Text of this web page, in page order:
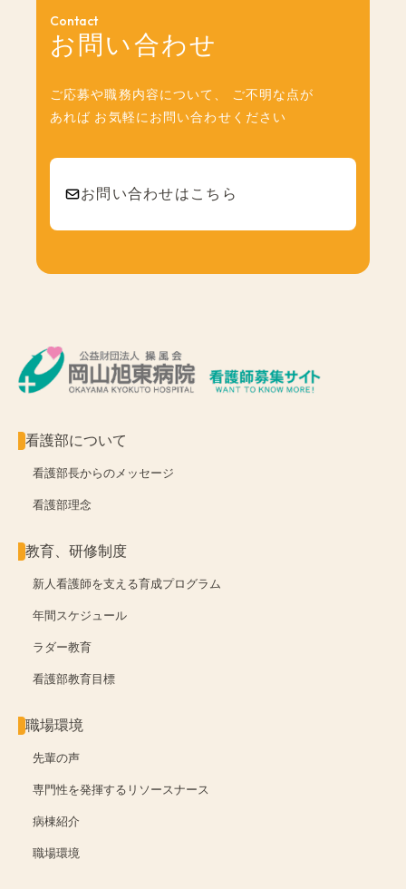
Contact
お問い合わせ
ご応募や職務内容について、
ご不明な点が
あれば お気軽にお問い合わせください
お問い合わせはこちら
看護部について
看護部長からのメッセージ
看護部理念
教育、研修制度
新人看護師を支える育成プログラム
年間スケジュール
ラダー教育
看護部教育目標
職場環境
先輩の声
専門性を発揮する リソースナース
病棟紹介
職場環境